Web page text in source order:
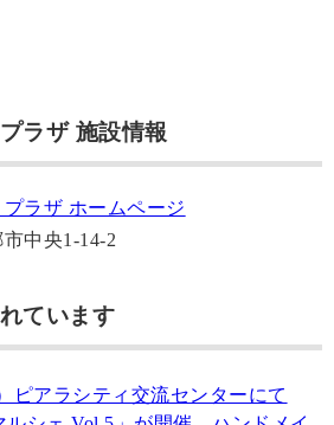
ラザ 施設情報
ラザ ホームページ
中央1-14-2
ています
ピアラシティ交流センターにて